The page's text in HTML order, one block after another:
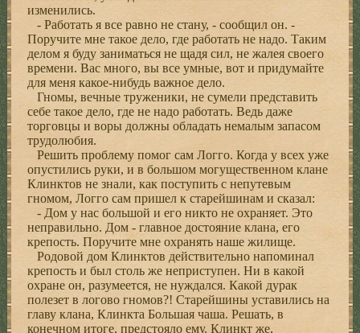
изменились.
- Работать я все равно не стану, - сообщил он. -
Поручите мне такое дело, где работать не надо. Таким
делом я буду заниматься не щадя сил, не жалея своего
времени. Вас много, вы все умные, вот и придумайте
для меня какое-нибудь важное дело.
Гномы, вечные труженики, не сумели представить
себе такое дело, где не надо работать. Ведь даже
торговцы и воры должны обладать немалым запасом
трудолюбия.
Решить проблему помог сам Логго. Когда у всех уже
опустились руки, и в большом могущественном клане
Клинктов не знали, как поступить с непутевым
гномом, Логго сам пришел к старейшинам и сказал:
- Дом у нас большой и его никто не охраняет. Это
неправильно. Дом - главное достояние клана, его
крепость. Поручите мне охранять наше жилище.
Родовой дом Клинктов действительно напоминал
крепость и был столь же неприступен. Ни в какой
охране он, разумеется, не нуждался. Какой дурак
полезет в логово гномов?! Старейшины уставились на
главу клана, Клинкта Большая чаша. Решать, в
конечном итоге, предстояло ему. Клинкт же,